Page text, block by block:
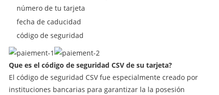
número de tu tarjeta
fecha de caducidad
código de seguridad
Que es el código de seguridad CSV de su tarjeta?
El código de seguridad CSV fue especialmente creado por
instituciones bancarias para garantizar la la posesión